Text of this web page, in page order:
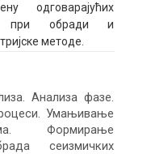
одговарајућих
при обради и
методе.
Анализа фазе.
Умањивање
Формирање
сеизмичких